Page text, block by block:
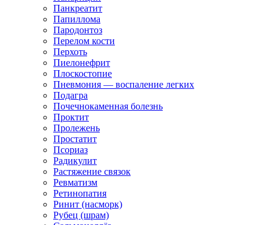
Панкреатит
Папиллома
Пародонтоз
Перелом кости
Перхоть
Пиелонефрит
Плоскостопие
Пневмония — воспаление легких
Подагра
Почечнокаменная болезнь
Проктит
Пролежень
Простатит
Псориаз
Радикулит
Растяжение связок
Ревматизм
Ретинопатия
Ринит (насморк)
Рубец (шрам)